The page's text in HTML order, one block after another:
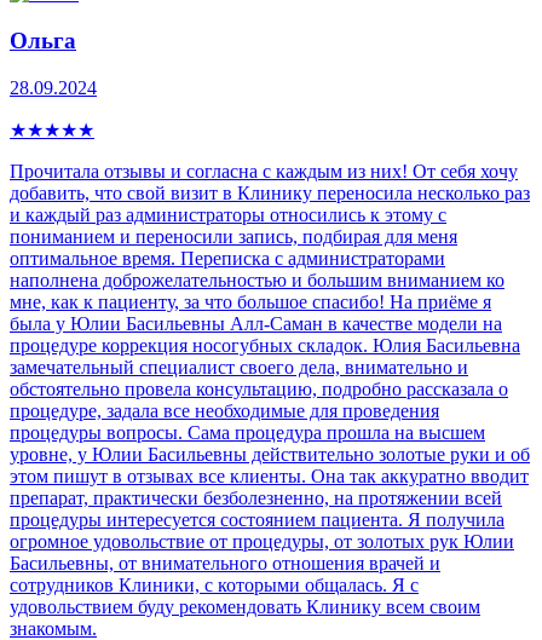
Ольга
28.09.2024
★★★★★
Прочитала отзывы и согласна с каждым из них! От себя хочу
добавить, что свой визит в Клинику переносила несколько раз
и каждый раз администраторы относились к этому с
пониманием и переносили запись, подбирая для меня
оптимальное время. Переписка с администраторами
наполнена доброжелательностью и большим вниманием ко
мне, как к пациенту, за что большое спасибо! На приёме я
была у Юлии Басильевны Алл-Саман в качестве модели на
процедуре коррекция носогубных складок. Юлия Басильевна
замечательный специалист своего дела, внимательно и
обстоятельно провела консультацию, подробно рассказала о
процедуре, задала все необходимые для проведения
процедуры вопросы. Сама процедура прошла на высшем
уровне, у Юлии Басильевны действительно золотые руки и об
этом пишут в отзывах все клиенты. Она так аккуратно вводит
препарат, практически безболезненно, на протяжении всей
процедуры интересуется состоянием пациента. Я получила
огромное удовольствие от процедуры, от золотых рук Юлии
Басильевны, от внимательного отношения врачей и
сотрудников Клиники, с которыми общалась. Я с
удовольствием буду рекомендовать Клинику всем своим
знакомым.